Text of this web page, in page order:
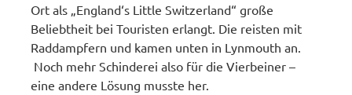
Ort als „England‘s Little Switzerland“ große
Beliebtheit bei Touristen erlangt. Die reisten mit
Raddampfern und kamen unten in Lynmouth an.
Noch mehr Schinderei also für die Vierbeiner –
eine andere Lösung musste her.